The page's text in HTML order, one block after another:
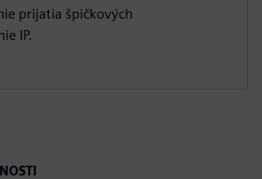
prijatia špičkových
IP.